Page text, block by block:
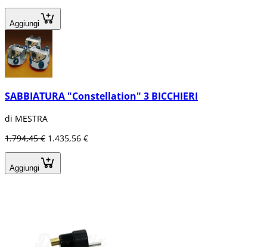
Aggiungi
SABBIATURA "Constellation" 3 BICCHIERI
di MESTRA
1.794,45 € 1.435,56 €
Aggiungi